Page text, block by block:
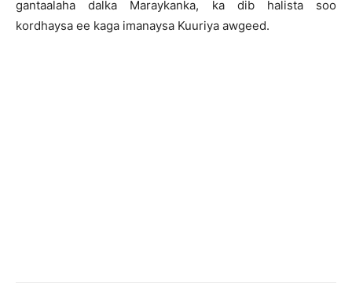
gantaalaha dalka Maraykanka, ka dib halista soo
kordhaysa ee kaga imanaysa Kuuriya awgeed.